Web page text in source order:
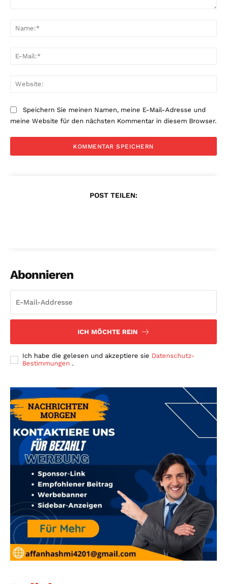
Speichern Sie meinen Namen, meine E-Mail-Adresse und
meine Website für den nächsten Kommentar in diesem Browser.
POST TEILEN:
Abonnieren
ICH MÖCHTE REIN
Ich habe die gelesen und akzeptiere sie Datenschutz-
Bestimmungen .